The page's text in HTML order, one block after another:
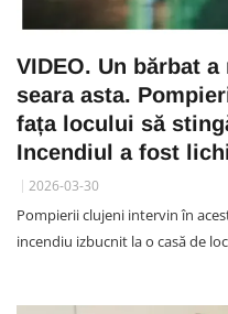
VIDEO. Un bărbat
seara asta.
fața locului să
Incendiul a fost
2026-03-30
Pompierii clujeni intervin în
incendiu izbucnit la o casă de